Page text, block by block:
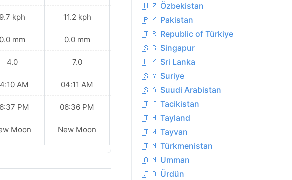
9.7 kph
0.0 mm
4.0
AM
PM
Moon
11.2 kph
0.0 mm
7.0
04:11 AM
06:36 PM
New Moon
18.7 kph
0.0 mm
7.0
04:12 AM
06:34 PM
New Moon
🇺🇿 Özbekistan
🇵🇰 Pakistan
🇹🇷 Republic of Türkiye
🇸🇬 Singapur
🇱🇰 Sri Lanka
🇸🇾 Suriye
🇸🇦 Suudi Arabistan
🇹🇯 Tacikistan
🇹🇭 Tayland
🇹🇼 Tayvan
🇹🇲 Türkmenistan
🇴🇲 Umman
🇯🇴 Ürdün